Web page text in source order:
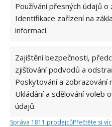
Používání přesných údajů
Identifikace zařízení na
informací.
Zajištění bezpečnosti,
zjišťování podvodů a
Poskytování a zobrazování
Ukládání a sdělování voleb
údajů.
Správa 1811 prodejcůPřečtěte si
vzápětí uhyne. Dávejte
abyste nezasáhli rostliny,